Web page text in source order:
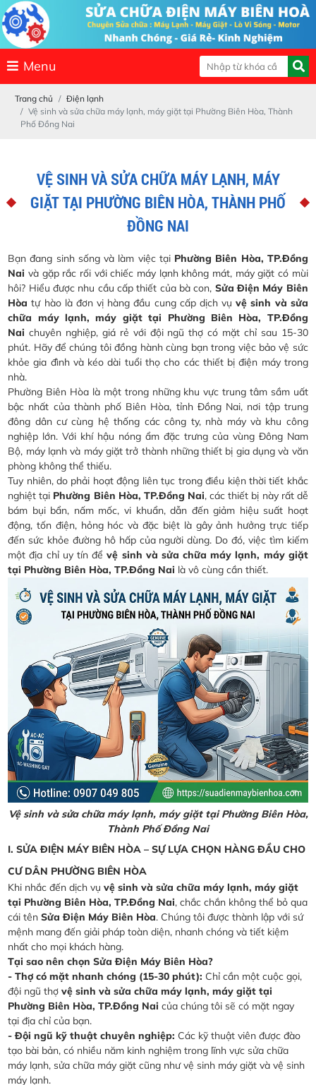
Menu
Trang chủ
Điện lạnh
Vệ sinh và sửa chữa máy lạnh, máy giặt tại Phường Biên Hòa, Thành
Phố Đồng Nai
VỆ SINH VÀ SỬA CHỮA MÁY LẠNH, MÁY
GIẶT TẠI PHƯỜNG BIÊN HÒA, THÀNH PHỐ
ĐỒNG NAI
Bạn đang sinh sống và làm việc tại Phường Biên Hòa, TP.Đồng
Nai và gặp rắc rối với chiếc máy lạnh không mát, máy giặt có mùi
hôi? Hiểu được nhu cầu cấp thiết của bà con, Sửa Điện Máy Biên
Hòa tự hào là đơn vị hàng đầu cung cấp dịch vụvệ sinh và sửa
chữa máy lạnh, máy giặt tại Phường Biên Hòa, TP.Đồng
Nai chuyên nghiệp, giá rẻ với đội ngũ thợ có mặt chỉ sau 15-30
phút. Hãy để chúng tôi đồng hành cùng bạn trong việc bảo vệ sức
khỏe gia đình và kéo dài tuổi thọ cho các thiết bị điện máy trong
nhà.
Phường Biên Hòa là một trong những khu vực trung tâm sầm uất
bậc nhất của thành phố Biên Hòa, tỉnh Đồng Nai, nơi tập trung
đông dân cư cùng hệ thống các công ty, nhà máy và khu công
nghiệp lớn. Với khí hậu nóng ẩm đặc trưng của vùng Đông Nam
Bộ, máy lạnh và máy giặt trở thành những thiết bị gia dụng và văn
phòng không thể thiếu.
Tuy nhiên, do phải hoạt động liên tục trong điều kiện thời tiết khắc
nghiệt tại Phường Biên Hòa, TP.Đồng Nai, các thiết bị này rất dễ
bám bụi bẩn, nấm mốc, vi khuẩn, dẫn đến giảm hiệu suất hoạt
động, tốn điện, hỏng hóc và đặc biệt là gây ảnh hưởng trực tiếp
đến sức khỏe đường hô hấp của người dùng. Do đó, việc tìm kiếm
một địa chỉ uy tín đểvệ sinh và sửa chữa máy lạnh, máy giặt
tại Phường Biên Hòa, TP.Đồng Nai là vô cùng cần thiết.
Vệ sinh và sửa chữa máy lạnh, máy giặt tại Phường Biên Hòa,
Thành Phố Đồng Nai
I. SỬA ĐIỆN MÁY BIÊN HÒA – SỰ LỰA CHỌN HÀNG ĐẦU CHO
CƯ DÂN PHƯỜNG BIÊN HÒA
Khi nhắc đến dịch vụvệ sinh và sửa chữa máy lạnh, máy giặt
tại Phường Biên Hòa, TP.Đồng Nai, chắc chắn không thể bỏ qua
cái tênSửa Điện Máy Biên Hòa. Chúng tôi được thành lập với sứ
mệnh mang đến giải pháp toàn diện, nhanh chóng và tiết kiệm
nhất cho mọi khách hàng.
Tại sao nên chọn Sửa Điện Máy Biên Hòa?
- Thợ có mặt nhanh chóng (15-30 phút): Chỉ cần một cuộc gọi,
đội ngũ thợvệ sinh và sửa chữa máy lạnh, máy giặt tại
Phường Biên Hòa, TP.Đồng Nai của chúng tôi sẽ có mặt ngay
tại địa chỉ của bạn.
- Đội ngũ kỹ thuật chuyên nghiệp: Các kỹ thuật viên được đào
tạo bài bản, có nhiều năm kinh nghiệm trong lĩnh vực sửa chữa
máy lạnh, sửa chữa máy giặt cũng như vệ sinh máy giặt và vệ sinh
máy lạnh.